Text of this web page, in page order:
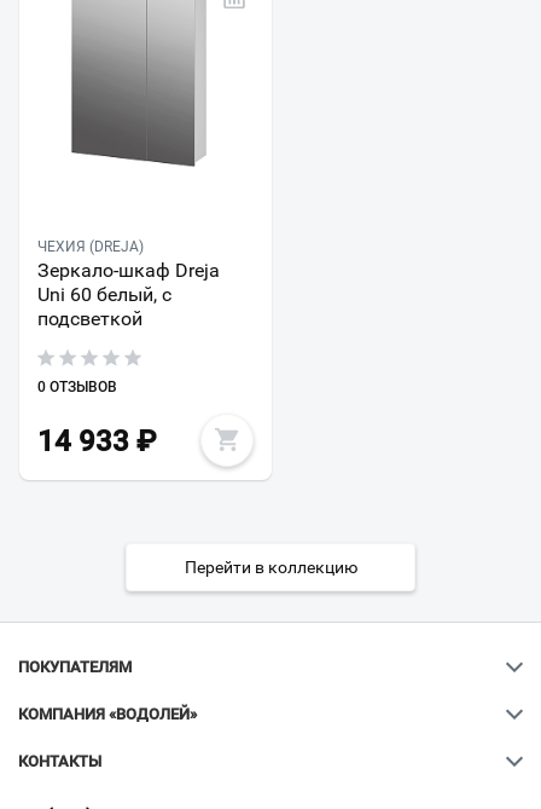
ЧЕХИЯ (DREJA)
Зеркало-шкаф Dreja
Uni 60 белый, с
подсветкой
0 ОТЗЫВОВ
14 933 ₽
Перейти в коллекцию
ПОКУПАТЕЛЯМ
КОМПАНИЯ «ВОДОЛЕЙ»
КОНТАКТЫ